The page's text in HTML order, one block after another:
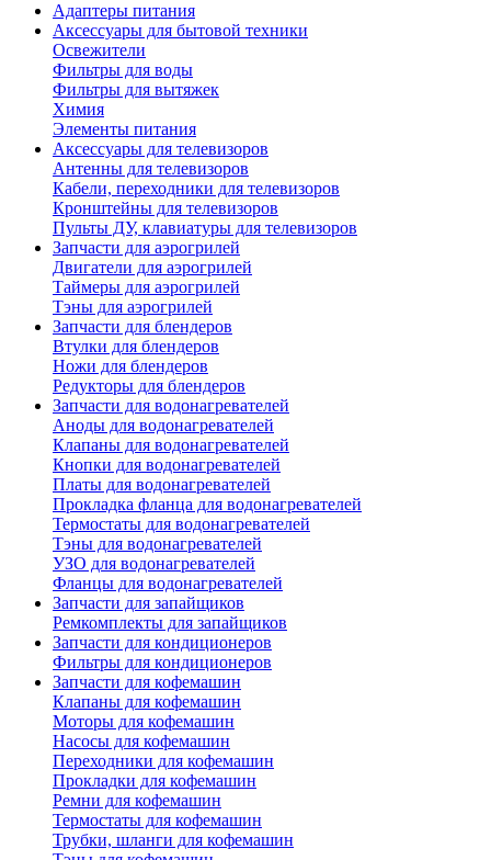
Адаптеры питания
Аксессуары для бытовой техники
Освежители
Фильтры для воды
Фильтры для вытяжек
Химия
Элементы питания
Аксессуары для телевизоров
Антенны для телевизоров
Кабели, переходники для телевизоров
Кронштейны для телевизоров
Пульты ДУ, клавиатуры для телевизоров
Запчасти для аэрогрилей
Двигатели для аэрогрилей
Таймеры для аэрогрилей
Тэны для аэрогрилей
Запчасти для блендеров
Втулки для блендеров
Ножи для блендеров
Редукторы для блендеров
Запчасти для водонагревателей
Аноды для водонагревателей
Клапаны для водонагревателей
Кнопки для водонагревателей
Платы для водонагревателей
Прокладка фланца для водонагревателей
Термостаты для водонагревателей
Тэны для водонагревателей
УЗО для водонагревателей
Фланцы для водонагревателей
Запчасти для запайщиков
Ремкомплекты для запайщиков
Запчасти для кондиционеров
Фильтры для кондиционеров
Запчасти для кофемашин
Клапаны для кофемашин
Моторы для кофемашин
Насосы для кофемашин
Переходники для кофемашин
Прокладки для кофемашин
Ремни для кофемашин
Термостаты для кофемашин
Трубки, шланги для кофемашин